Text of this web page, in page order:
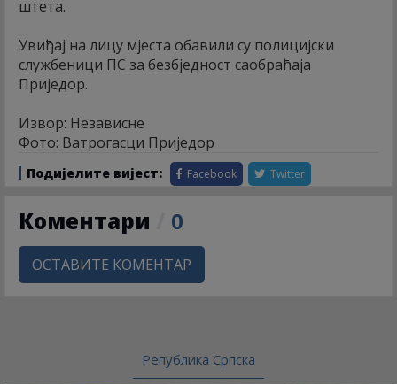
штета.
Увиђај на лицу мјеста обавили су полицијски
службеници ПС за безбједност саобраћаја
Приједор.
Извор: Независне
Фото: Ватрогасци Приједор
Подијелите вијест: Facebook Twitter
Коментари 0
ОСТАВИТЕ КОМЕНТАР
Република Српска